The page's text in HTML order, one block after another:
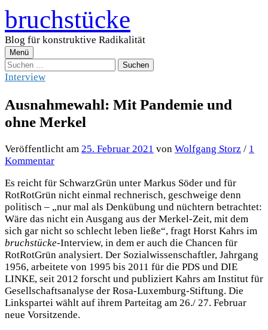
Zum
Inhalt
überspringen
bruchstücke
Blog für konstruktive Radikalität
Menü
Suchen
nach:
Interview
Ausnahmewahl: Mit Pandemie und
ohne Merkel
Veröffentlicht am 25. Februar 2021 von Wolfgang Storz / 1
Kommentar
Es reicht für SchwarzGrün unter Markus Söder und für
RotRotGrün nicht einmal rechnerisch, geschweige denn
politisch – „nur mal als Denkübung und nüchtern betrachtet:
Wäre das nicht ein Ausgang aus der Merkel-Zeit, mit dem
sich gar nicht so schlecht leben ließe“, fragt Horst Kahrs im
bruchstücke-Interview, in dem er auch die Chancen für
RotRotGrün analysiert. Der Sozialwissenschaftler, Jahrgang
1956, arbeitete von 1995 bis 2011 für die PDS und DIE
LINKE, seit 2012 forscht und publiziert Kahrs am Institut für
Gesellschaftsanalyse der Rosa-Luxemburg-Stiftung. Die
Linkspartei wählt auf ihrem Parteitag am 26./ 27. Februar
neue Vorsitzende.